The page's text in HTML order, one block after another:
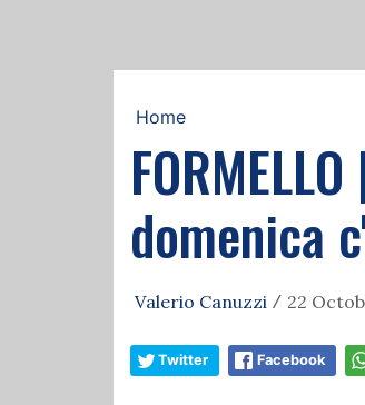
Home
domenica
Valerio Canuzzi / 22
Twitter Facebook